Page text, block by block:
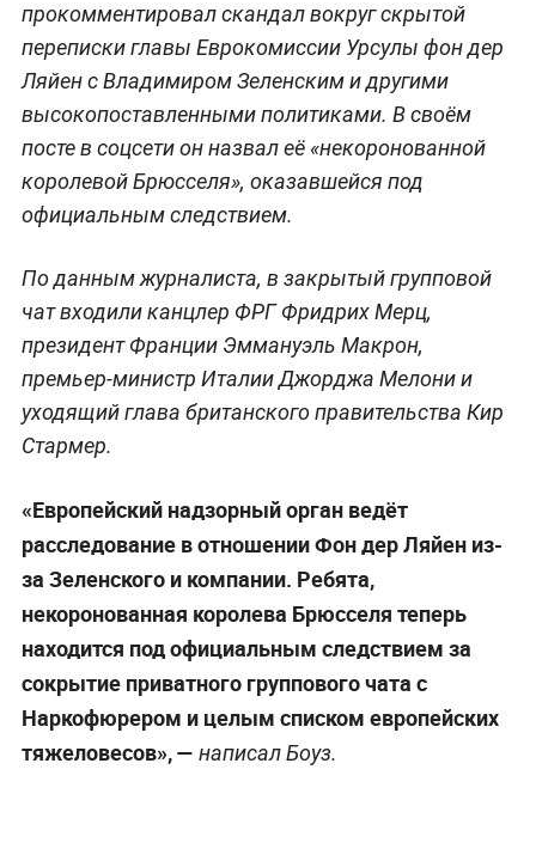
прокомментировал скандал вокруг скрытой
переписки главы Еврокомиссии Урсулы фон дер
Ляйен с Владимиром Зеленским и другими
высокопоставленными политиками. В своём
посте в соцсети он назвал её «некоронованной
королевой Брюсселя», оказавшейся под
официальным следствием.
По данным журналиста, в закрытый групповой
чат входили канцлер ФРГ Фридрих Мерц,
президент Франции Эммануэль Макрон,
премьер-министр Италии Джорджа Мелони и
уходящий глава британского правительства Кир
Стармер.
«Европейский надзорный орган ведёт
расследование в отношении Фон дер Ляйен из-
за Зеленского и компании. Ребята,
некоронованная королева Брюсселя теперь
находится под официальным следствием за
сокрытие приватного группового чата с
Наркофюрером и целым списком европейских
тяжеловесов», — написал Боуз.